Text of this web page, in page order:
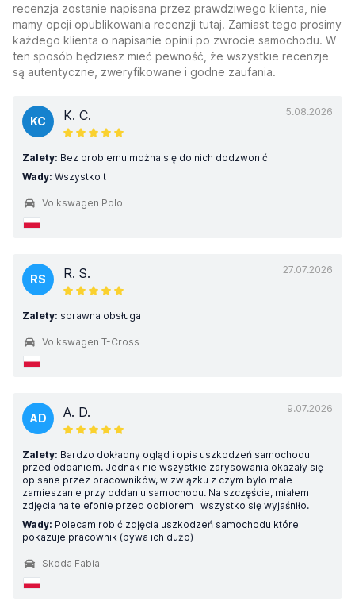
recenzja zostanie napisana przez prawdziwego klienta, nie
mamy opcji opublikowania recenzji tutaj. Zamiast tego prosimy
każdego klienta o napisanie opinii po zwrocie samochodu. W
ten sposób będziesz mieć pewność, że wszystkie recenzje
są autentyczne, zweryfikowane i godne zaufania.
5.08.2026
KC K. C.
Zalety: Bez problemu można się do nich dodzwonić
Wady: Wszystko t
Volkswagen Polo
27.07.2026
RS R. S.
Zalety: sprawna obsługa
Volkswagen T-Cross
9.07.2026
AD A. D.
Zalety: Bardzo dokładny ogląd i opis uszkodzeń samochodu
przed oddaniem. Jednak nie wszystkie zarysowania okazały się
opisane przez pracowników, w związku z czym było małe
zamieszanie przy oddaniu samochodu. Na szczęście, miałem
zdjęcia na telefonie przed odbiorem i wszystko się wyjaśniło.
Wady: Polecam robić zdjęcia uszkodzeń samochodu które
pokazuje pracownik (bywa ich dużo)
Skoda Fabia